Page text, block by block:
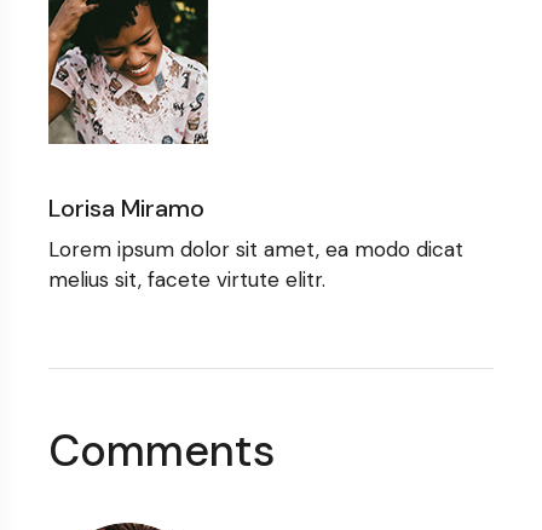
Lorisa Miramo
Lorem ipsum dolor sit amet, ea modo dicat
melius sit, facete virtute elitr.
Comments